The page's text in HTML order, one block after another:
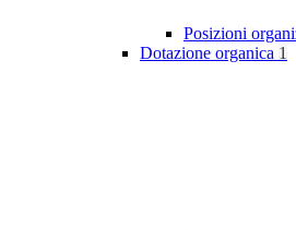
Posizioni
Dotazione organica 1